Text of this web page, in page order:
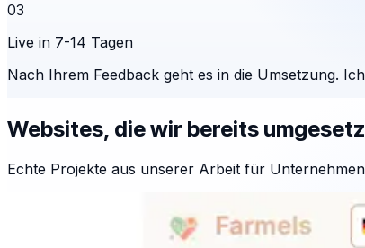
03
Live in 7-14 Tagen
Nach Ihrem Feedback geht es in die Umsetzung.
Websites, die wir bereits
Echte Projekte aus unserer Arbeit für